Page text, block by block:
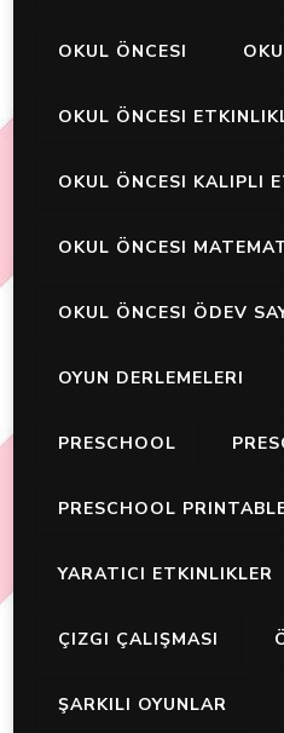
OKUL ÖNCESI
OKUL ÖNCESI
OKUL ÖNCESI KALIPLI
OKUL ÖNCESI
OKUL ÖNCESI ÖDEV
OYUN DERLEMELERI
PRESCHOOL
PRESCHOOL
YARATICI ETKINLIKLER
ÇIZGI ÇALIŞMASI
ŞARKILI OYUNLAR